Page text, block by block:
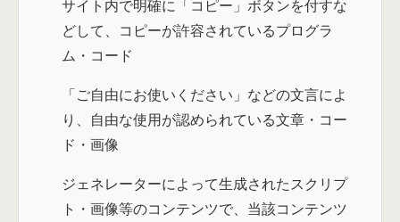
サイト内で明確に「コピー」ボタンを付すな
どして、コピーが許容されているプログラ
ム・コード
「ご自由にお使いください」などの文言によ
り、自由な使用が認められている文章・コー
ド・画像
ジェネレーターによって生成されたスクリプ
ト・画像等のコンテンツで、当該コンテンツ